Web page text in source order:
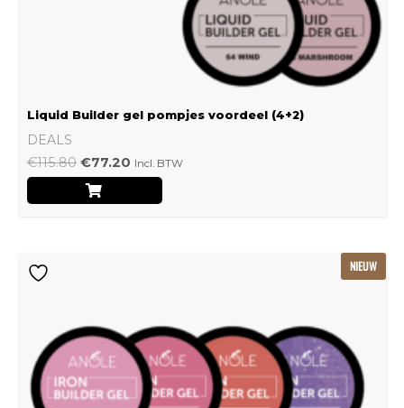
Liquid Builder gel pompjes voordeel (4+2)
DEALS
€115.80 €77.20 Incl. BTW
NIEUW